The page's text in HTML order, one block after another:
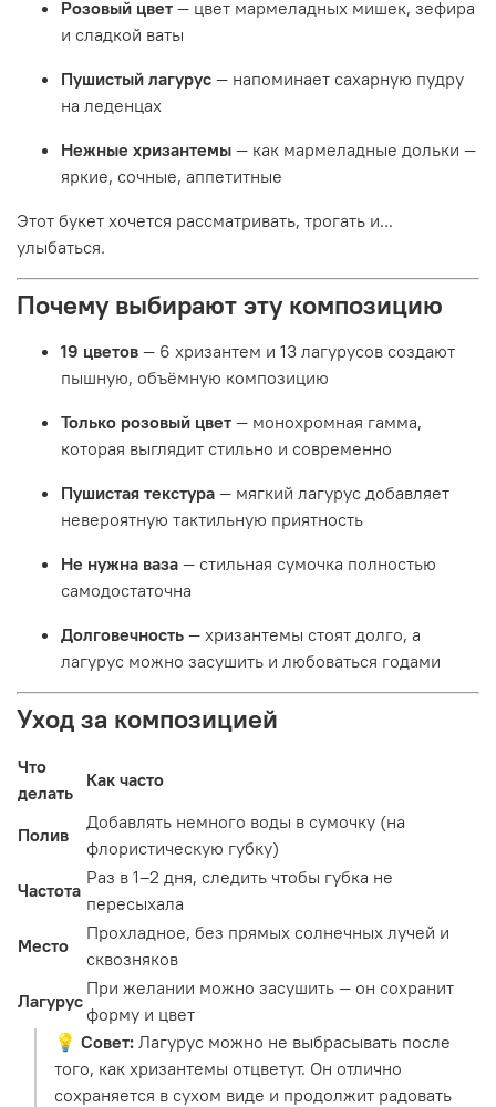
Розовый цвет — цвет мармеладных мишек, зефира
и сладкой ваты
Пушистый лагурус — напоминает сахарную пудру
на леденцах
Нежные хризантемы — как мармеладные дольки —
яркие, сочные, аппетитные
Этот букет хочется рассматривать, трогать и...
улыбаться.
Почему выбирают эту композицию
19 цветов — 6 хризантем и 13 лагурусов создают
пышную, объёмную композицию
Только розовый цвет — монохромная гамма,
которая выглядит стильно и современно
Пушистая текстура — мягкий лагурус добавляет
невероятную тактильную приятность
Не нужна ваза — стильная сумочка полностью
самодостаточна
Долговечность — хризантемы стоят долго, а
лагурус можно засушить и любоваться годами
Уход за композицией
Что
делать
Как часто
Полив
Добавлять немного воды в сумочку (на
флористическую губку)
Частота
Раз в 1–2 дня, следить чтобы губка не
пересыхала
Место
Прохладное, без прямых солнечных лучей и
сквозняков
Лагурус
При желании можно засушить — он сохранит
форму и цвет
💡 Совет: Лагурус можно не выбрасывать после
того, как хризантемы отцветут. Он отлично
сохраняется в сухом виде и продолжит радовать